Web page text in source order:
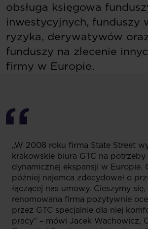
obsługa księgowa
inwestycyjnych, funduszy
ryzyka, derywatywów
funduszy na zlecenie
firmy w Europie.
„W 2008 roku firma State Street
krakowskie biura GTC na potrzeby
dynamicznej ekspansji w Europie.
później najemca zdecydował o
łączącej nas umowy. Cieszymy
renomowana firma pozytywnie
przez GTC specjalnie dla niej
pracy” – mówi Jacek Wachowicz,